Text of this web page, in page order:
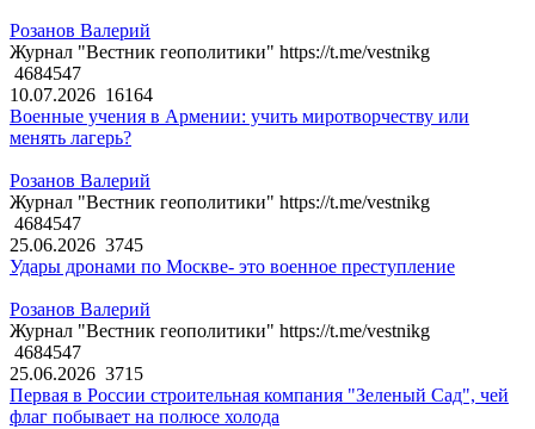
Розанов Валерий
Журнал "Вестник геополитики" https://t.me/vestnikg
4684547
10.07.2026 16164
Военные учения в Армении: учить миротворчеству или
менять лагерь?
Розанов Валерий
Журнал "Вестник геополитики" https://t.me/vestnikg
4684547
25.06.2026 3745
Удары дронами по Москве- это военное преступление
Розанов Валерий
Журнал "Вестник геополитики" https://t.me/vestnikg
4684547
25.06.2026 3715
Первая в России строительная компания "Зеленый Сад", чей
флаг побывает на полюсе холода